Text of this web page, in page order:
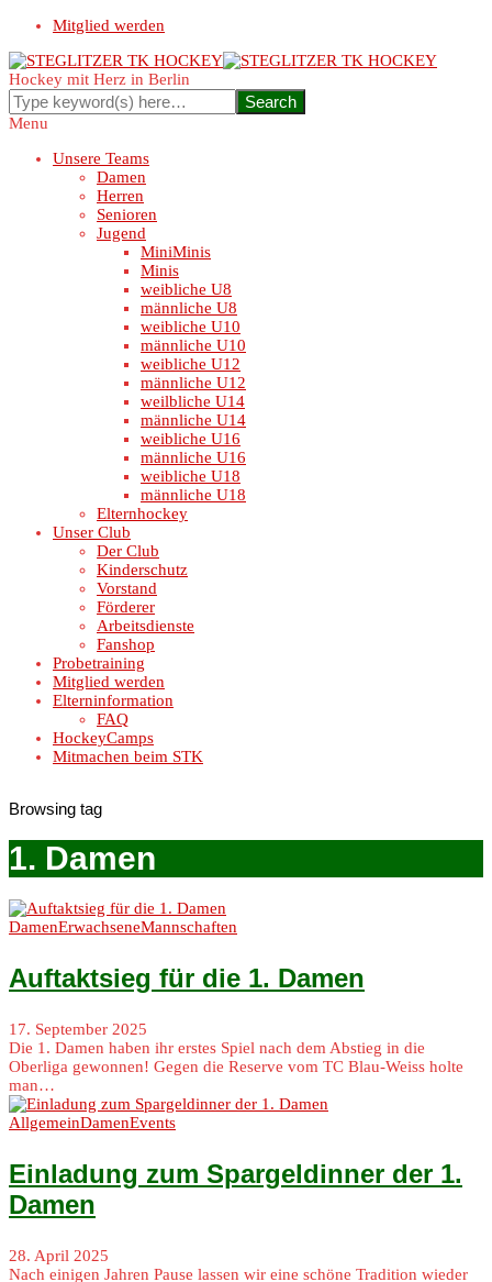
Mitglied werden
Hockey mit Herz in Berlin
Menu
Unsere Teams
Damen
Herren
Senioren
Jugend
MiniMinis
Minis
weibliche U8
männliche U8
weibliche U10
männliche U10
weibliche U12
männliche U12
weilbliche U14
männliche U14
weibliche U16
männliche U16
weibliche U18
männliche U18
Elternhockey
Unser Club
Der Club
Kinderschutz
Vorstand
Förderer
Arbeitsdienste
Fanshop
Probetraining
Mitglied werden
Elterninformation
FAQ
HockeyCamps
Mitmachen beim STK
Browsing tag
1. Damen
DamenErwachseneMannschaften
Auftaktsieg für die 1. Damen
17. September 2025
Die 1. Damen haben ihr erstes Spiel nach dem Abstieg in die
Oberliga gewonnen! Gegen die Reserve vom TC Blau-Weiss holte
man…
AllgemeinDamenEvents
Einladung zum Spargeldinner der 1.
Damen
28. April 2025
Nach einigen Jahren Pause lassen wir eine schöne Tradition wieder